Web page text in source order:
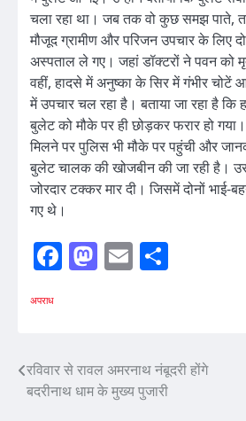
चला रहा था। जब तक वो कुछ समझ पाते,
मौजूद ग्रामीण और परिजन उपचार के लिए
अस्पताल ले गए। जहां डॉक्टरों ने पवन को
वहीं, हादसे में अनुष्का के सिर में गंभीर
में उपचार चल रहा है। बताया जा रहा है कि
बुलेट को मौके पर ही छोड़कर फरार हो
मिलने पर पुलिस भी मौके पर पहुंची और
बुलेट चालक की खोजबीन की जा रही है।
जोरदार टक्कर मार दी। जिसमें दोनों भाई-
गए थे।
Facebook
Mastodon
Email
अपराध
Post
navigation
रविवार से रावल अमरनाथ नंबूदरी होंगे
बदरीनाथ धाम के मुख्य पुजारी